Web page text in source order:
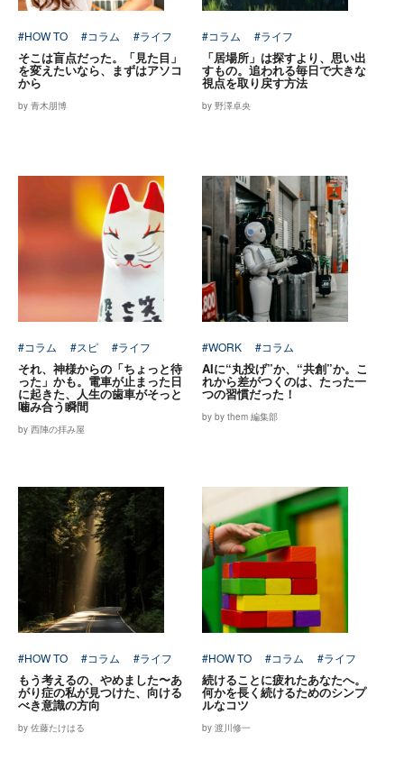
#HOW TO #コラム #ライフ
そこは盲点だった。「見た目」
を変えたいなら、まずはアソコ
から
by 青木朋博
#コラム #ライフ
「居場所」は探すより、思い出
すもの。追われる毎日で大きな
視点を取り戻す方法
by 野澤卓央
#コラム #スピ #ライフ
それ、神様からの「ちょっと待
った」かも。電車が止まった日
に起きた、人生の歯車がそっと
噛み合う瞬間
by 西陣の拝み屋
#WORK #コラム
AIに“丸投げ”か、“共創”か。こ
れから差がつくのは、たった一
つの習慣だった！
by by them 編集部
#HOW TO #コラム #ライフ
もう考えるの、やめました〜あ
がり症の私が見つけた、向ける
べき意識の方向
by 佐藤たけはる
#HOW TO #コラム #ライフ
続けることに疲れたあなたへ。
何かを長く続けるためのシンプ
ルなコツ
by 渡川修一